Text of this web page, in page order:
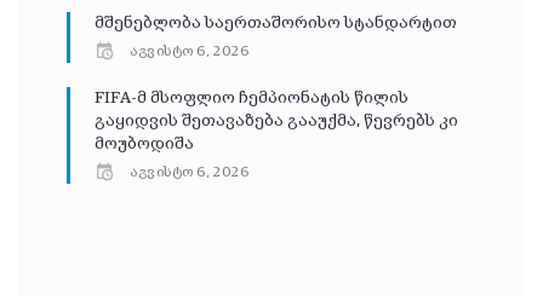
მშენებლობა საერთაშორისო სტანდარტით
აგვისტო 6, 2026
FIFA-მ მსოფლიო ჩემპიონატის წილის
გაყიდვის შეთავაზება გააუქმა, წევრებს კი
მოუბოდიშა
აგვისტო 6, 2026